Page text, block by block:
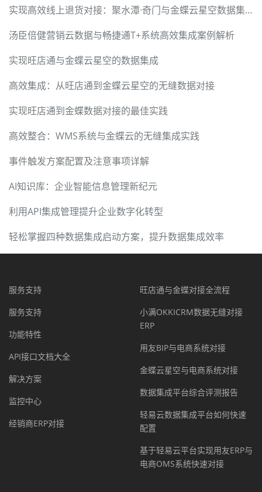
实现高效线上退货对接：聚水潭·奇门与金蝶云星空数据集成
汤臣倍健营销云数据与畅捷通T+系统高效集成案例解析
实现旺店通与金蝶云星空的数据集成
高效集成：从旺店通到金蝶云星空的无缝数据对接
实现旺店通到金蝶数据对接的最佳实践
高效整合：WMS系统与金蝶云的无缝集成实践
事件触发方案配置及注意事项详解
AI知识库：企业智能信息管理新纪元
利用API集成管理提升企业数字化转型
轻松掌握四种数据集成启动方案，提升数据集成效率
服务支持
服务支持
功能特性
API接口文档大全
解决方案
监控中心
经销商ERP对接
旺店通与金蝶对接全流程
小满OKKICRM数据无缝对接
ERP
用友BIP与电商系统对接
金蝶云星空与电商系统对接
数据集成平台综合评测报告
轻易云数据集成平台如何快速
配置
基于轻易云平台实现用友ERP与
电商OMS系统快速对接